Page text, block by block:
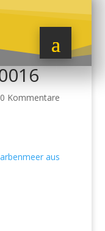
0 Kommentare